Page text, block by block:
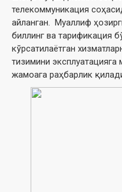
телекоммуникация
айланган. Муаллиф
биллинг ва тарификация
кўрсатилаётган
тизимини
жамоага раҳбарлик